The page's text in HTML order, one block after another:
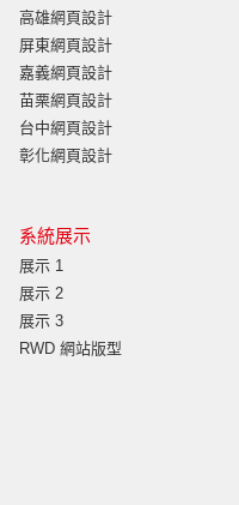
高雄網頁設計
屏東網頁設計
嘉義網頁設計
苗栗網頁設計
台中網頁設計
彰化網頁設計
系統展示
展示 1
展示 2
展示 3
RWD 網站版型